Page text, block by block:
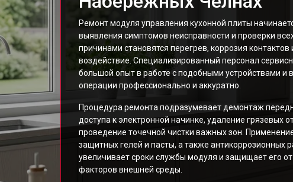
Ремонт модуля управления кухонной плиты
выявления симптомов неисправности и проверки
причинами становятся перегрев, коррозия
воздействие. Специализированный персонал
большой опыт в работе с подобными устройствами и
операции профессионально и аккуратно.
Процедура ремонта подразумевает демонтаж
доступа к электронной начинке, удаление грязевых
проведение точечной чистки важных зон.
защитных гелей и пасты, а также антикоррозионных
увеличивает сроки службы модуля и защищает его
факторов внешней среды.